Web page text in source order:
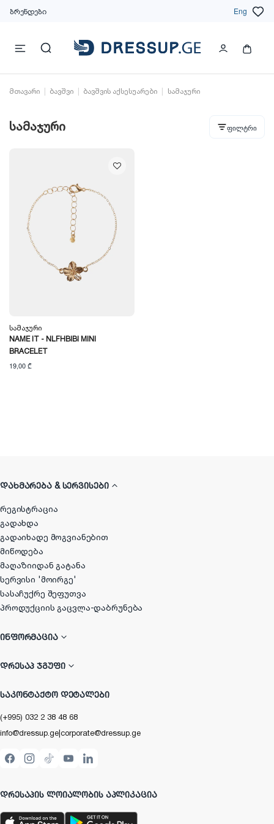
ბრენდები Eng
მთავარი ბავშვი ბავშვის აქსესუარები სამაჯური
სამაჯური ფილტრი
Სამაჯური
NAME IT - NLFHBIBI MINI
BRACELET
19,00 ₾
ᲓᲐᲮᲛᲐᲠᲔᲑᲐ & ᲡᲔᲠᲕᲘᲡᲔᲑᲘ
რეგისტრაცია
გადახდა
გადაიხადე მოგვიანებით
მიწოდება
მაღაზიიდან გატანა
სერვისი 'მოირგე'
სასაჩუქრე შეფუთვა
პროდუქციის გაცვლა-დაბრუნება
ᲘᲜᲤᲝᲠᲛᲐᲪᲘᲐ
ᲓᲠᲔᲡᲐᲞ ᲯᲒᲣᲤᲘ
ᲡᲐᲙᲝᲜᲢᲐᲥᲢᲝ ᲓᲔᲢᲐᲚᲔᲑᲘ
(+995) 032 2 38 48 68
info@dressup.ge|corporate@dressup.ge
ᲓᲠᲔᲡᲐᲞᲘᲡ ᲚᲝᲘᲐᲚᲝᲑᲘᲡ ᲐᲞᲚᲘᲙᲐᲪᲘᲐ